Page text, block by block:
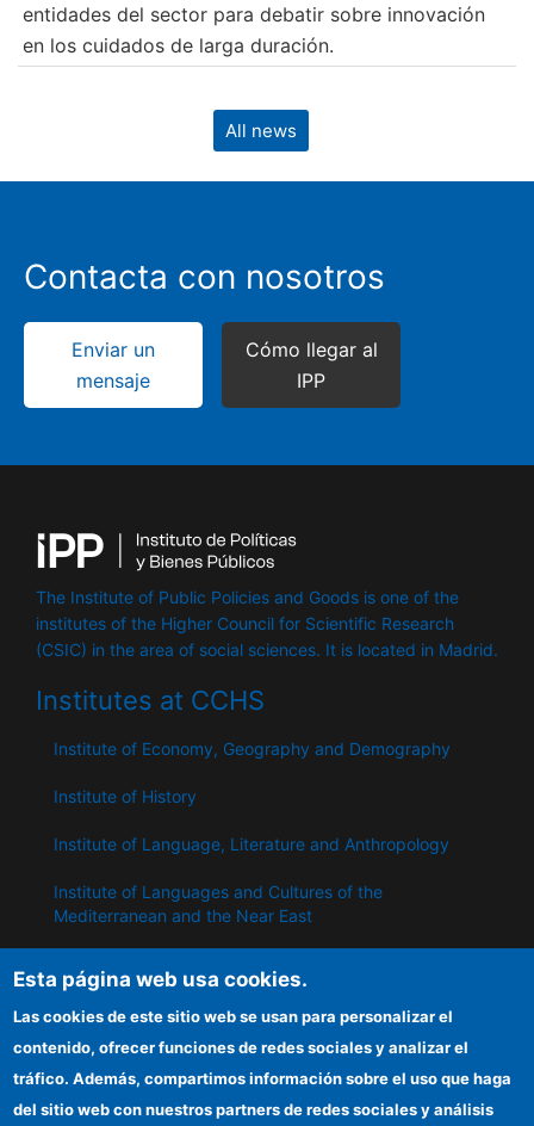
entidades del sector para debatir sobre innovación
en los cuidados de larga duración.
All news
Contacta con nosotros
Enviar un
mensaje
Cómo llegar al
IPP
The Institute of Public Policies and Goods is one of the
institutes of the Higher Council for Scientific Research
(CSIC) in the area of ​​social sciences. It is located in Madrid.
Institutes at CCHS
Institute of Economy, Geography and Demography
Institute of History
Institute of Language, Literature and Anthropology
Institute of Languages ​​and Cultures of the
Mediterranean and the Near East
Institute of Public Policies and Goods
IPP
Esta página web usa cookies.
Las cookies de este sitio web se usan para personalizar el
contenido, ofrecer funciones de redes sociales y analizar el
tráfico. Además, compartimos información sobre el uso que haga
del sitio web con nuestros partners de redes sociales y análisis